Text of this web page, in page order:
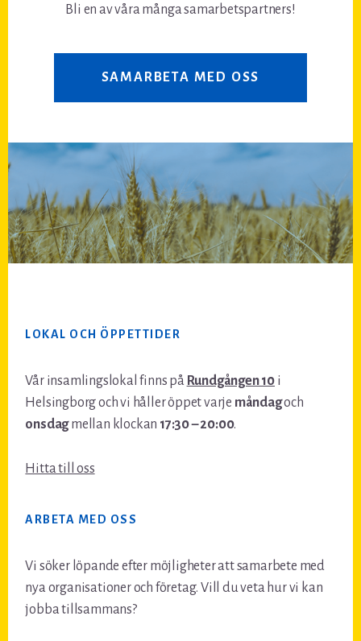
Bli en av våra många samarbetspartners!
SAMARBETA MED OSS
LOKAL OCH ÖPPETTIDER
Vår insamlingslokal finns på Rundgången 10 i
Helsingborg och vi håller öppet varje måndagoch
onsdagmellan klockan 17:30 – 20:00.
Hitta till oss
ARBETA MED OSS
Vi söker löpande efter möjligheter att samarbete med
nya organisationer och företag. Vill du veta hur vi kan
jobba tillsammans?